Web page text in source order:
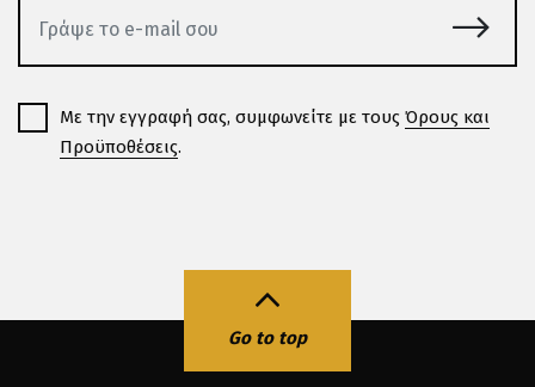
Με την εγγραφή σας, συμφωνείτε με τους Όρους και
Προϋποθέσεις.
Go to top